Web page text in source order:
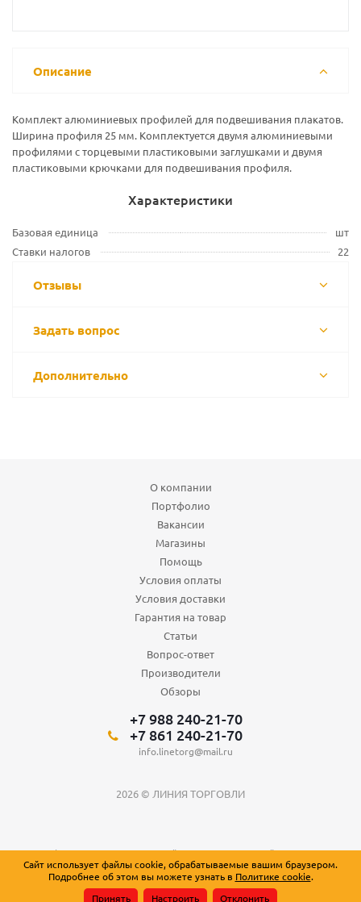
Описание
Комплект алюминиевых профилей для подвешивания плакатов.
Ширина профиля 25 мм. Комплектуется двумя алюминиевыми
профилями с торцевыми пластиковыми заглушками и двумя
пластиковыми крючками для подвешивания профиля.
Характеристики
Базовая единица
шт
Ставки налогов
22
Отзывы
Задать вопрос
Дополнительно
О компании
Портфолио
Вакансии
Магазины
Помощь
Условия оплаты
Условия доставки
Гарантия на товар
Статьи
Вопрос-ответ
Производители
Обзоры
+7 988 240-21-70
+7 861 240-21-70
info.linetorg@mail.ru
2026 © ЛИНИЯ ТОРГОВЛИ
Вся информация о товарах на сайте носит справочный характер и не
является публичной офертой, определяемой положениями Статьи 437
Гражданского кодекса Российской Федерации.
Сайт использует файлы cookie, обрабатываемые вашим браузером.
Подробнее об этом вы можете узнать в Политике cookie.
Принять
Настроить Отклонить